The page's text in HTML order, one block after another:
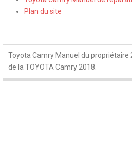
Plan du site
Toyota Camry Manuel du propriétaire
de la TOYOTA Camry 2018.